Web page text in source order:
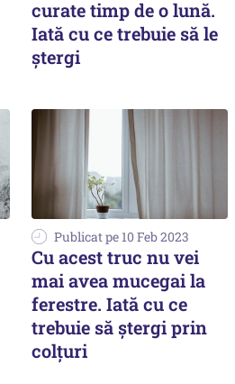
curate timp de o lună.
Iată cu ce trebuie să le
ștergi
Publicat pe 10 Feb 2023
Cu acest truc nu vei
mai avea mucegai la
ferestre. Iată cu ce
trebuie să ștergi prin
colțuri